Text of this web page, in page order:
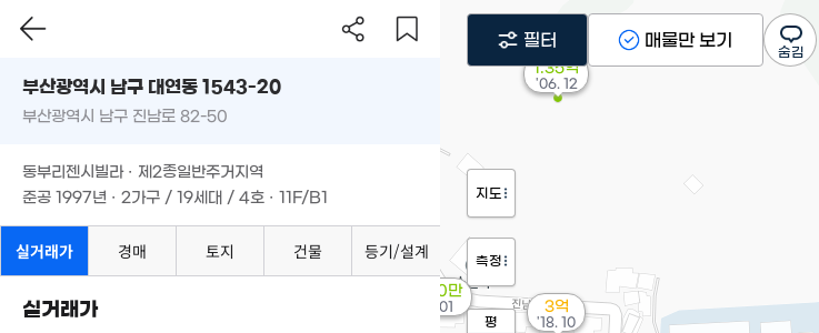
2,000만
'26. 01 3억
'18. 10
1.35억
'06. 12
지도
측정
평
필터 매물만 보기
부산광역시 남구 대연동 1543-20
부산광역시 남구 진남로 82-50
동부리젠시빌라 · 제2종일반주거지역
준공 1997년 · 2가구 / 19세대 / 4호 · 11F/B1
실거래가 경매 토지 건물 등기/설계
실거래가